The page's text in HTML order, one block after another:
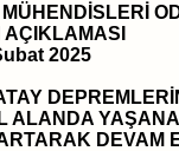
AÇIKLAMASI
2025
ALANDA
DEVAM